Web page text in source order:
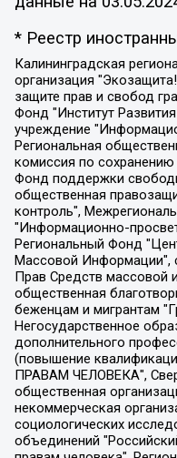
* Реестр
Калининградская региональная общественная организация "Экозащита!-Женсовет", Фонд содействия защите прав и свобод граждан "Общественный вердикт", Фонд "Институт Развития Свободы Информации", Частное учреждение "Информационное агентство МЕМО. РУ", Региональная общественная организация "Общественная комиссия по сохранению наследия академика Сахарова", Фонд поддержки свободы прессы, Санкт-Петербургская общественная правозащитная организация "Гражданский контроль", Межрегиональная общественная организация "Информационно-просветительский центр "Мемориал", Региональный Фонд "Центр Защиты Прав Средств Массовой Информации", с 05.12.2023 Фонд "Центр Защиты Прав Средств массовой информации", Региональная общественная благотворительная организация помощи беженцам и мигрантам "Гражданское содействие", Негосударственное образовательное учреждение дополнительного профессионального образования (повышение квалификации) специалистов "АКАДЕМИЯ ПО ПРАВАМ ЧЕЛОВЕКА", Свердловская региональная общественная организация "Сутяжник", Автономная некоммерческая организация "Центр независимых социологических исследований", Союз общественных объединений "Российский исследовательский центр по правам человека", Региональное общественное учреждение научно-информационный центр "МЕМОРИАЛ", Некоммерческая организация "Фонд защиты гласности", Автономная некоммерческая организация "Институт прав человека", Городская общественная организация "Екатеринбургское общество "МЕМОРИАЛ", Городская общественная организация "Рязанское историко-просветительское и правозащитное общество "Мемориал" (Рязанский Мемориал), Челябинский региональный орган общественной самодеятельности – женское общественное объединение "Женщины Евразии", Челябинский региональный орган общественной самодеятельности "Уральская правозащитная группа", Фонд содействия защите здоровья и социальной справедливости имени Андрея Рылькова, Автономная Некоммерческая Организация "Аналитический Центр Юрия Левады", Автономная некоммерческая организация социальной поддержки населения "Проект Апрель", Региональная общественная организация помощи женщинам и детям, находящимся в кризисной ситуации "Информационно-методический центр "Анна", Фонд содействия развитию массовых коммуникаций и правовому просвещению "Так-так-Так", Фонд содействия устойчивому развитию "Серебряная тайга", Свердловский региональный общественный фонд социальных проектов "Новое время", "Idel.Реалии", Кавказ.Реалии, Крым.Реалии, Телеканал Настоящее Время, Татаро-башкирская служба Радио Свобода (Azatliq Radiosi), Радио Свободная Европа/Радио Свобода (PCE/PC), "Сибирь.Реалии", "Фактограф", Благотворительный фонд помощи осужденным и их семьям, Автономная некоммерческая организация "Институт глобализации и социальных движений", Фонд "В защиту прав заключенных", Частное учреждение "Центр поддержки и содействия развитию средств массовой информации", Пензенский региональный общественный благотворительный фонд "Гражданский союз", "Север.Реалии", Некоммерческая организация Фонд "Правовая инициатива", Общество с ограниченной ответственностью "Радио Свободная Европа/Радио Свобода", Чешское информационное агентство "MEDIUM-ORIENT", Красноярская региональная общественная организация "Мы против СПИДа", Камалягин Денис Николаевич, Маркелов Сергей Евгеньевич, Пономарев Лев Александрович, Савицкая Людмила Алексеевна, Автономная некоммерческая организация "Центр по работе с проблемой насилия "НАСИЛИЮ.НЕТ", Межрегиональный профессиональный союз работников здравоохранения "Альянс врачей", Юридическое лицо, зарегистрированное в Латвийской Республике, SIA "Medusa Project" (регистрационный номер 40103797863, дата регистрации 10.06.2014), Некоммерческая организация "Фонд по борьбе с коррупцией", Автономная некоммерческая организация "Институт права и публичной политики", Баданин Роман Сергеевич, Гликин Максим Александрович, Железнова Мария Михайловна, Лукьянова Юлия Сергеевна, Маетная Елизавета Витальевна, Маняхин Петр Борисович, Чуракова Ольга Владимировна, Ярош Юлия Петровна, Юридическое лицо "The Insider SIA", зарегистрированное в Риге, Латвийская Республика (дата регистрации 26.06.2015), являющееся администратором доменного имени интернет-издания "The Insider SIA", https://theins.ru, Постернак Алексей Евгеньевич, Рубин Михаил Аркадьевич, Анин Роман Александрович, Юридическое лицо Istories fonds, зарегистрированное в Латвийской Республике (регистрационный номер 50008295751, дата регистрации 24.02.2020), Великовский Дмитрий Александрович, Долинина Ирина Николаевна, Мароховская Алеся Алексеевна, Шлейнов Роман Юрьевич, Шмагун Олеся Валентиновна, Общество с ограниченной ответственностью "Альтаир 2021", Общество с ограниченной ответственностью "Вега 2021", Общество с ограниченной ответственностью "Главный редактор 2021", Общество с ограниченной ответственностью "Ромашки монолит", Важенков Артем Валерьевич, Ивановская областная общественная организация "Центр гендерных исследований", Гурман Юрий Альбертович, Медиапроект "ОВД-Инфо", Егоров Владимир Владимирович, Жилинский Владимир Александрович, Общество с ограниченной ответственностью "ЗП", Иванова София Юрьевна, Карезина Инна Павловна, Кильтау Екатерина Викторовна, Петров Алексей Викторович, Пискунов Сергей Евгеньевич, Смирнов Сергей Сергеевич, Тихонов Михаил Сергеевич, Общество с ограниченной